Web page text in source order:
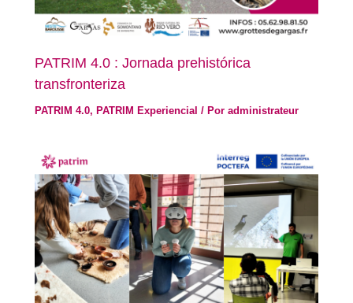
PATRIM 4.0 : Jornada prehistórica
transfronteriza
PATRIM 4.0, PATRIM Experiencial / Poradministrateur